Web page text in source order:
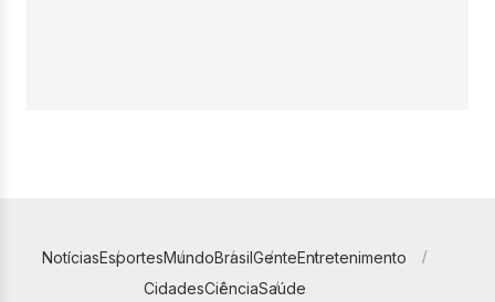
NotíciasEsportesMundoBrasilGenteEntretenimento
CidadesCiênciaSaúde